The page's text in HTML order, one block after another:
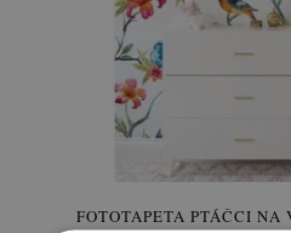
FOTOTAPETA PTÁČCI